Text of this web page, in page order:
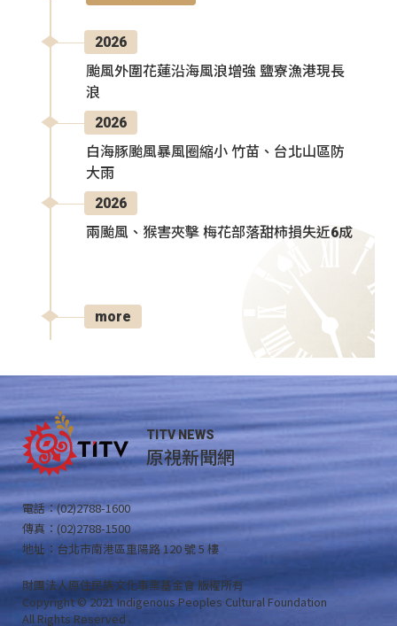
2026
颱風外圍花蓮沿海風浪增強 鹽寮漁港現長
浪
2026
白海豚颱風暴風圈縮小 竹苗、台北山區防
大雨
2026
兩颱風、猴害夾擊 梅花部落甜柿損失近6成
more
TITV NEWS
原視新聞網
電話：(02)2788-1600
傳真：(02)2788-1500
地址：台北市南港區重陽路 120 號 5 樓
財團法人原住民族文化事業基金會 版權所有
Copyright © 2021 Indigenous Peoples Cultural Foundation
All Rights Reserved .